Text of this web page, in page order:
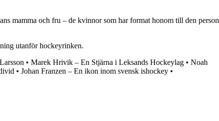
mamma och fru – de kvinnor som har format honom till den person
utanför hockeyrinken.
• Marek Hrivik – En Stjärna i Leksands Hockeylag • Noah
• Johan Franzen – En ikon inom svensk ishockey •